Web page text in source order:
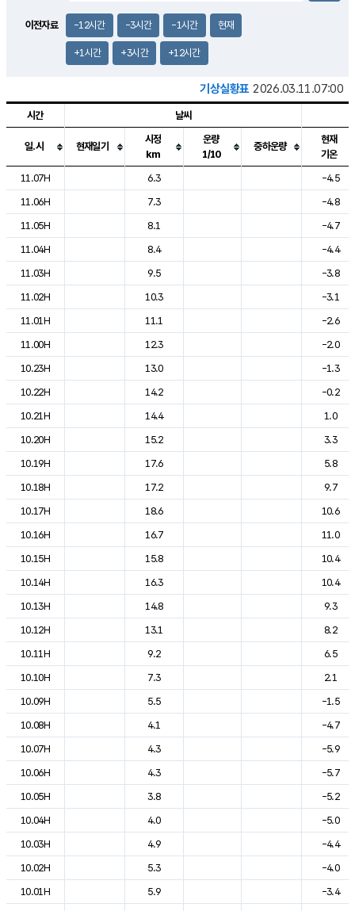
이전자료 -12시간 -3시간 -1시간 현재
+1시간 +3시간 +12시간
기상실황표 2026.03.11.07:00
도시별 기상실황표로 지점, 날씨, 기온, 강수, 바람, 기압등을 안내한 표입
시간 날씨
일.시 현재일기
시정
km
운량
1/10
중하운량
현재
기온
11.07H
6.3
-4.5
11.06H
7.3
-4.8
11.05H
8.1
-4.7
11.04H
8.4
-4.4
11.03H
9.5
-3.8
11.02H
10.3
-3.1
11.01H
11.1
-2.6
11.00H
12.3
-2.0
10.23H
13.0
-1.3
10.22H
14.2
-0.2
10.21H
14.4
1.0
10.20H
15.2
3.3
10.19H
17.6
5.8
10.18H
17.2
9.7
10.17H
18.6
10.6
10.16H
16.7
11.0
10.15H
15.8
10.4
10.14H
16.3
10.4
10.13H
14.8
9.3
10.12H
13.1
8.2
10.11H
9.2
6.5
10.10H
7.3
2.1
10.09H
5.5
-1.5
10.08H
4.1
-4.7
10.07H
4.3
-5.9
10.06H
4.3
-5.7
10.05H
3.8
-5.2
10.04H
4.0
-5.0
10.03H
4.9
-4.4
10.02H
5.3
-4.0
10.01H
5.9
-3.4